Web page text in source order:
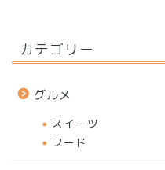
カテゴリー
グルメ
スイーツ
フード